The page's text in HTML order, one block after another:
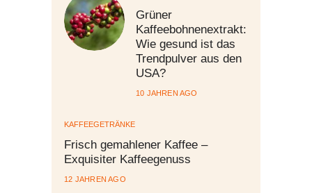
Grüner
Kaffeebohnenextrakt:
Wie gesund ist das
Trendpulver aus den
USA?
10 JAHREN AGO
KAFFEEGETRÄNKE
Frisch gemahlener Kaffee –
Exquisiter Kaffeegenuss
12 JAHREN AGO